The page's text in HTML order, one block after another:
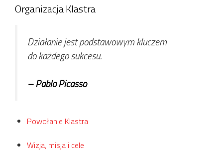
Organizacja Klastra
Działanie jest podstawowym kluczem
do każdego sukcesu.
– Pablo Picasso
Powołanie Klastra
Wizja, misja i cele